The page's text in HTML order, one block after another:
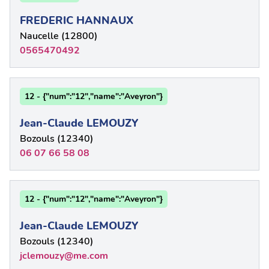
FREDERIC HANNAUX
Naucelle (12800)
0565470492
12 - {"num":"12","name":"Aveyron"}
Jean-Claude LEMOUZY
Bozouls (12340)
06 07 66 58 08
12 - {"num":"12","name":"Aveyron"}
Jean-Claude LEMOUZY
Bozouls (12340)
jclemouzy@me.com